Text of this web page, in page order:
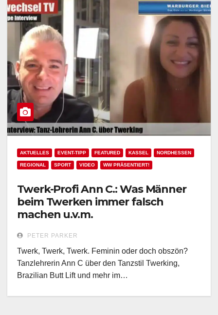
AKTUELLES EVENT-TIPP FEATURED KASSEL NORDHESSEN
REGIONAL SPORT VIDEO WW PRÄSENTIERT!
Twerk-Profi Ann C.: Was Männer
beim Twerken immer falsch
machen u.v.m.
PETER PARKER
Twerk, Twerk, Twerk. Feminin oder doch obszön?
Tanzlehrerin Ann C über den Tanzstil Twerking,
Brazilian Butt Lift und mehr im…